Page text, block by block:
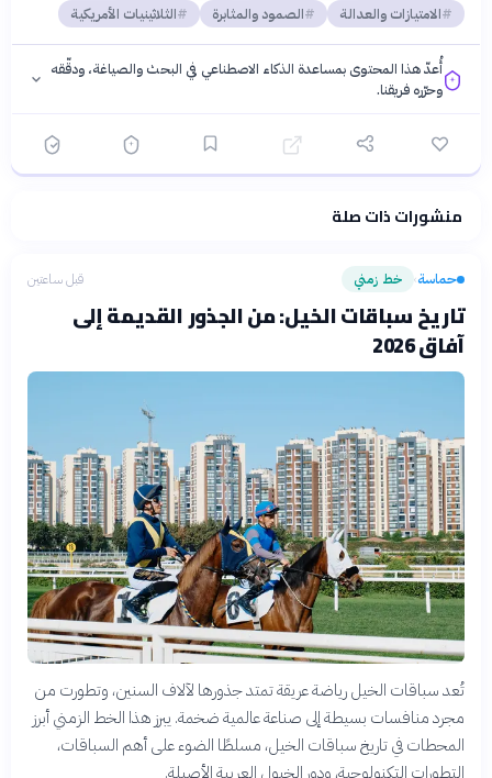
الامتيازات والعدالة
الصمود والمثابرة الثلاثينيات الأمريكية
أُعدّ هذا المحتوى بمساعدة الذكاء الاصطناعي في البحث والصياغة، ودقّقه
وحرّره فريقنا.
فلسفتنا المعرفية· سياسة الذكاء الاصطناعيمنشورات ذات صلة
حماسة› خط زمني قبل ساعتين
تاريخ سباقات الخيل: من الجذور القديمة إلى
آفاق 2026
تُعد سباقات الخيل رياضة عريقة تمتد جذورها لآلاف السنين، وتطورت من
مجرد منافسات بسيطة إلى صناعة عالمية ضخمة. يبرز هذا الخط الزمني أبرز
المحطات في تاريخ سباقات الخيل، مسلطًا الضوء على أهم السباقات،
التطورات التكنولوجية، ودور الخيول العربية الأصيلة.